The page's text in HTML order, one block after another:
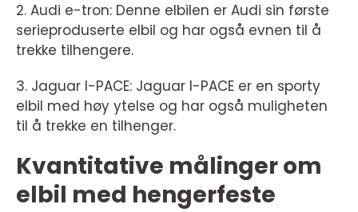
2. Audi e-tron: Denne elbilen er Audi sin første
serieproduserte elbil og har også evnen til å
trekke tilhengere.
3. Jaguar I-PACE: Jaguar I-PACE er en sporty
elbil med høy ytelse og har også muligheten
til å trekke en tilhenger.
Kvantitative målinger om
elbil med hengerfeste